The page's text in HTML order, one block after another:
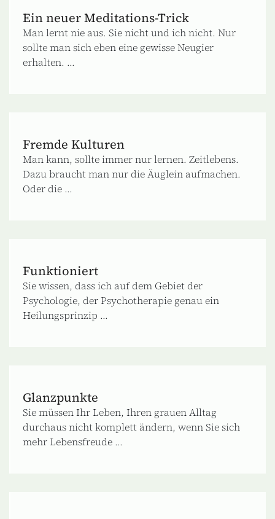
Ein neuer Meditations-Trick
Man lernt nie aus. Sie nicht und ich nicht. Nur
sollte man sich eben eine gewisse Neugier
erhalten. ...
Fremde Kulturen
Man kann, sollte immer nur lernen. Zeitlebens.
Dazu braucht man nur die Äuglein aufmachen.
Oder die ...
Funktioniert
Sie wissen, dass ich auf dem Gebiet der
Psychologie, der Psychotherapie genau ein
Heilungsprinzip ...
Glanzpunkte
Sie müssen Ihr Leben, Ihren grauen Alltag
durchaus nicht komplett ändern, wenn Sie sich
mehr Lebensfreude ...